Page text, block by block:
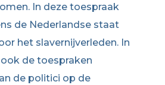
In deze toespraak
de Nederlandse staat
het slavernijverleden. In
de toespraken
de politici op de